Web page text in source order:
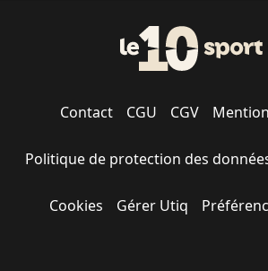
Contact CGU CGV
Politique de protection des
Cookies Gérer Utiq